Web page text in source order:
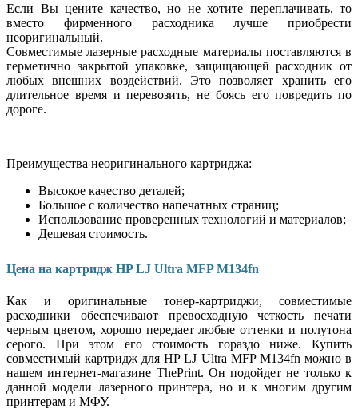
Если Вы цените качество, но не хотите переплачивать, то
вместо фирменного расходника лучше приобрести
неоригинальный.
Совместимые лазерные расходные материалы поставляются в
герметично закрытой упаковке, защищающей расходник от
любых внешних воздействий. Это позволяет хранить его
длительное время и перевозить, не боясь его повредить по
дороге.
Преимущества неоригинального картриджа:
Высокое качество деталей;
Большое с количество напечатных страниц;
Использование проверенных технологий и материалов;
Дешевая стоимость.
Цена на картридж HP LJ Ultra MFP M134fn
Как и оригинальные тонер-картриджи, совместимые
расходники обеспечивают превосходную четкость печати
черным цветом, хорошо передает любые оттенки и полутона
серого. При этом его стоимость гораздо ниже. Купить
совместимый картридж для HP LJ Ultra MFP M134fn можно в
нашем интернет-магазине ThePrint. Он подойдет не только к
данной модели лазерного принтера, но и к многим другим
принтерам и МФУ.